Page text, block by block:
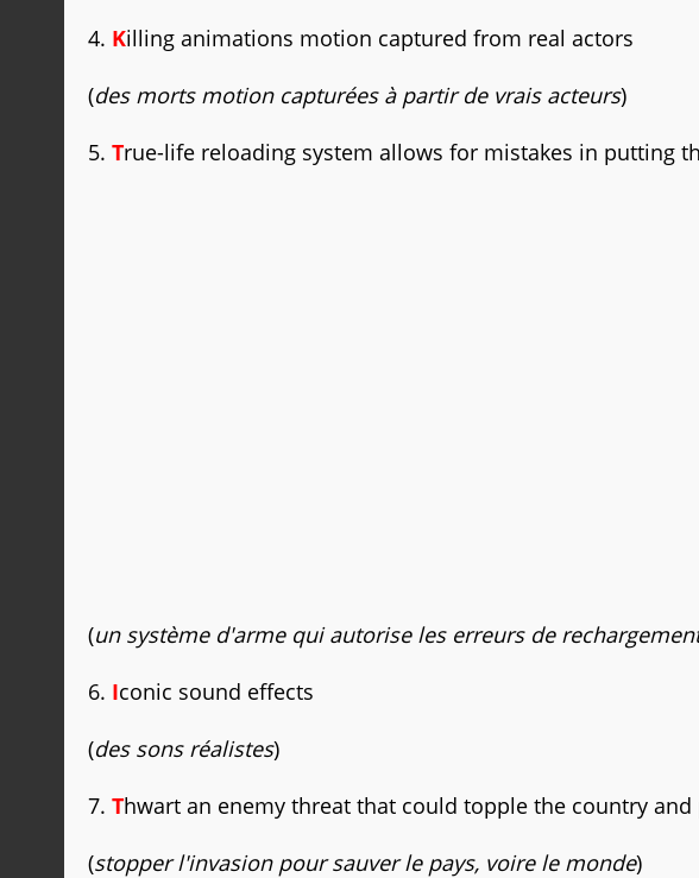
4. Killing animations motion captured from real actors
(des morts motion capturées à partir de vrais acteurs)
5. True-life reloading system allows for mistakes in putting
(un système d'arme qui autorise les erreurs de
6. Iconic sound effects
(des sons réalistes)
7. Thwart an enemy threat that could topple the country
(stopper l'invasion pour sauver le pays, voire le monde)